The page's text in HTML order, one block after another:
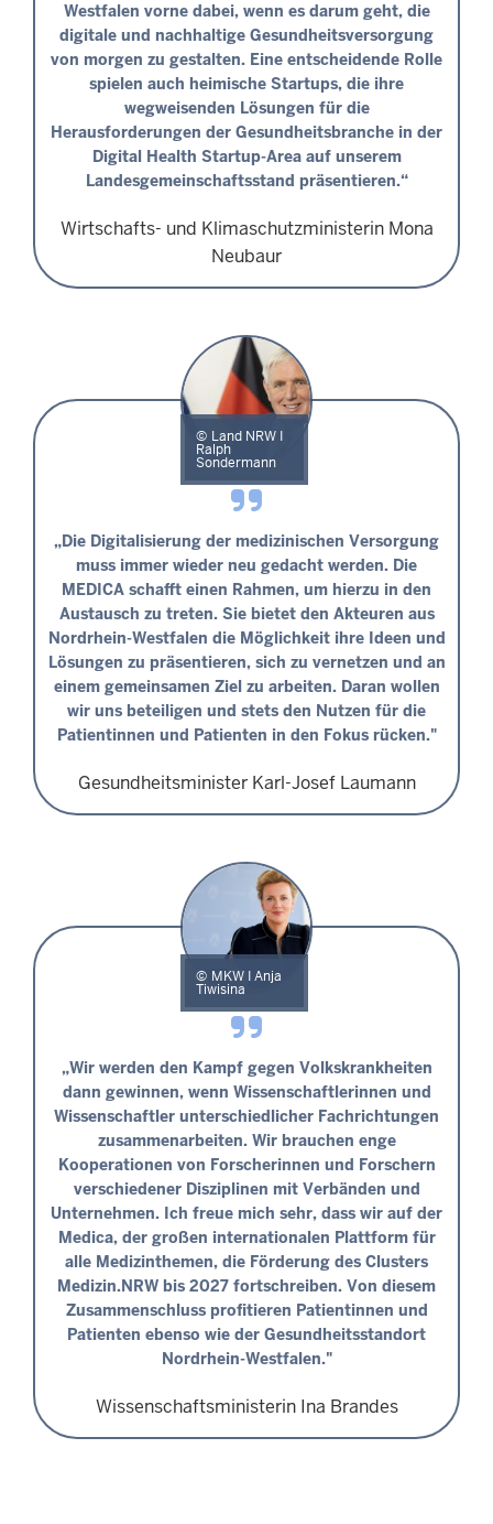
Westfalen vorne dabei, wenn es darum geht, die
digitale und nachhaltige Gesundheitsversorgung
von morgen zu gestalten. Eine entscheidende Rolle
spielen auch heimische Startups, die ihre
wegweisenden Lösungen für die
Herausforderungen der Gesundheitsbranche in der
Digital Health Startup-Area auf unserem
Landesgemeinschaftsstand präsentieren.“
Wirtschafts- und Klimaschutzministerin Mona
Neubaur
Land NRW I
Ralph
Sondermann
„Die Digitalisierung der medizinischen Versorgung
muss immer wieder neu gedacht werden. Die
MEDICA schafft einen Rahmen, um hierzu in den
Austausch zu treten. Sie bietet den Akteuren aus
Nordrhein-Westfalen die Möglichkeit ihre Ideen und
Lösungen zu präsentieren, sich zu vernetzen und an
einem gemeinsamen Ziel zu arbeiten. Daran wollen
wir uns beteiligen und stets den Nutzen für die
Patientinnen und Patienten in den Fokus rücken."
Gesundheitsminister Karl-Josef Laumann
MKW I Anja
Tiwisina
„Wir werden den Kampf gegen Volkskrankheiten
dann gewinnen, wenn Wissenschaftlerinnen und
Wissenschaftler unterschiedlicher Fachrichtungen
zusammenarbeiten. Wir brauchen enge
Kooperationen von Forscherinnen und Forschern
verschiedener Disziplinen mit Verbänden und
Unternehmen. Ich freue mich sehr, dass wir auf der
Medica, der großen internationalen Plattform für
alle Medizinthemen, die Förderung des Clusters
Medizin.NRW bis 2027 fortschreiben. Von diesem
Zusammenschluss profitieren Patientinnen und
Patienten ebenso wie der Gesundheitsstandort
Nordrhein-Westfalen."
Wissenschaftsministerin Ina Brandes